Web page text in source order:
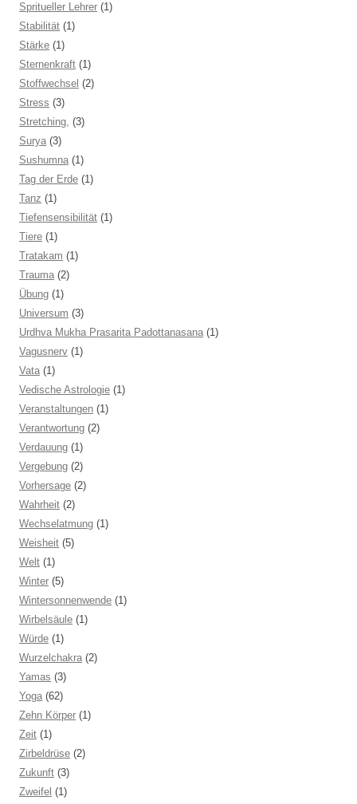
Spritueller Lehrer (1)
Stabilität (1)
Stärke (1)
Sternenkraft (1)
Stoffwechsel (2)
Stress (3)
Stretching, (3)
Surya (3)
Sushumna (1)
Tag der Erde (1)
Tanz (1)
Tiefensensibilität (1)
Tiere (1)
Tratakam (1)
Trauma (2)
Übung (1)
Universum (3)
Urdhva Mukha Prasarita Padottanasana (1)
Vagusnerv (1)
Vata (1)
Vedische Astrologie (1)
Veranstaltungen (1)
Verantwortung (2)
Verdauung (1)
Vergebung (2)
Vorhersage (2)
Wahrheit (2)
Wechselatmung (1)
Weisheit (5)
Welt (1)
Winter (5)
Wintersonnenwende (1)
Wirbelsäule (1)
Würde (1)
Wurzelchakra (2)
Yamas (3)
Yoga (62)
Zehn Körper (1)
Zeit (1)
Zirbeldrüse (2)
Zukunft (3)
Zweifel (1)